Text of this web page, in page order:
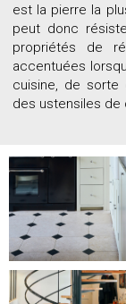
est la pierre la
peut donc
propriétés de
accentuées
cuisine, de sorte
des ustensiles de